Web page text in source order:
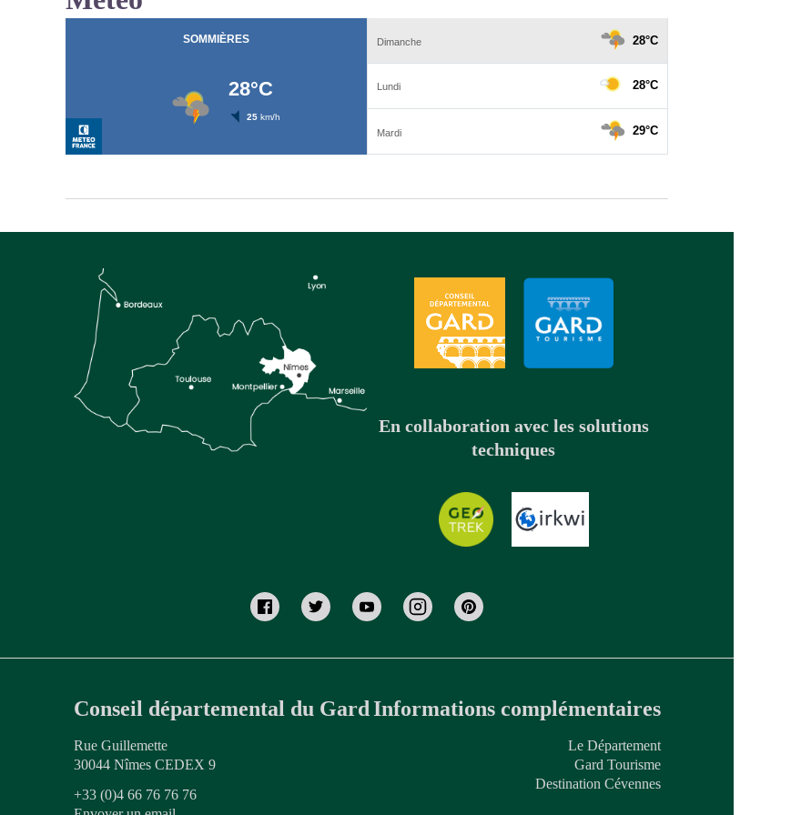
En collaboration avec les solutions
techniques
Conseil départemental du Gard
Rue Guillemette
30044 Nîmes CEDEX 9
+33 (0)4 66 76 76 76
Informations complémentaires
Le Département
Gard Tourisme
Destination Cévennes